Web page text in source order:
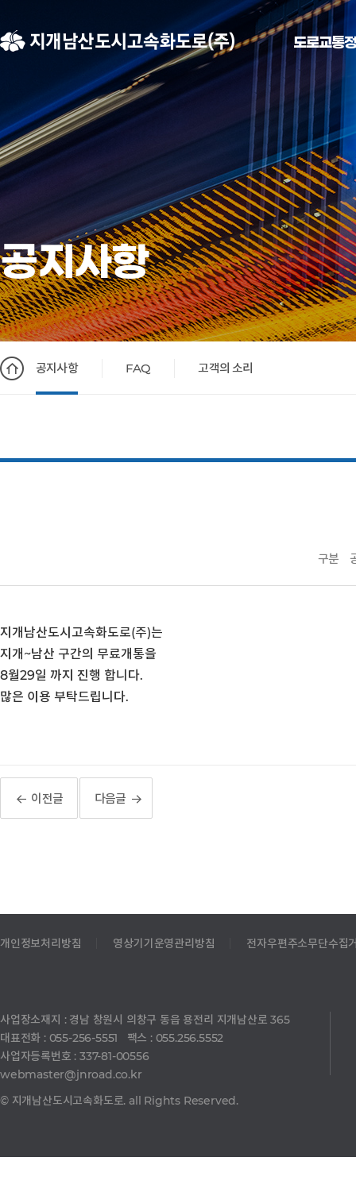
도로교통
공지사항
공지사항 FAQ 고객의 소리
구분
지개남산도시고속화도로(주)는
지개~남산 구간의 무료개통을
8월29일 까지 진행 합니다.
많은 이용 부탁드립니다.
이전글 다음글
개인정보처리방침 영상기기운영관리방침 전자우편주소무단수집
사업장소재지 : 경남 창원시 의창구 동읍 용전리 지개남산로 365
대표전화 : 055-256-5551 팩스 : 055.256.5552
사업자등록번호 : 337-81-00556
webmaster@jnroad.co.kr
© 지개남산도시고속화도로. all Rights Reserved.